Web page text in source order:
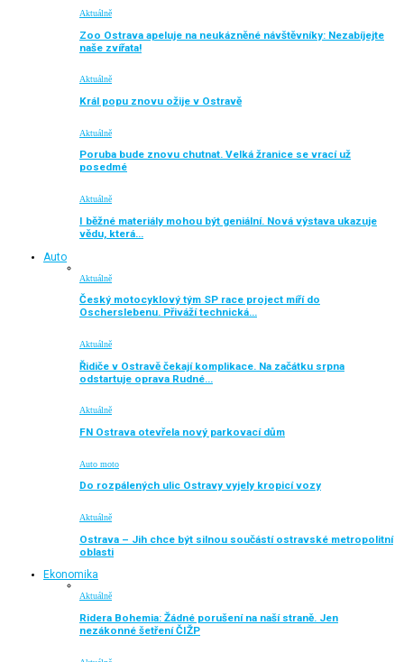
Aktuálně
Zoo Ostrava apeluje na neukázněné návštěvníky: Nezabíjejte
naše zvířata!
Aktuálně
Král popu znovu ožije v Ostravě
Aktuálně
Poruba bude znovu chutnat. Velká žranice se vrací už
posedmé
Aktuálně
I běžné materiály mohou být geniální. Nová výstava ukazuje
vědu, která…
Auto
Aktuálně
Český motocyklový tým SP race project míří do
Oscherslebenu. Přiváží technická…
Aktuálně
Řidiče v Ostravě čekají komplikace. Na začátku srpna
odstartuje oprava Rudné…
Aktuálně
FN Ostrava otevřela nový parkovací dům
Auto moto
Do rozpálených ulic Ostravy vyjely kropicí vozy
Aktuálně
Ostrava – Jih chce být silnou součástí ostravské metropolitní
oblasti
Ekonomika
Aktuálně
Ridera Bohemia: Žádné porušení na naší straně. Jen
nezákonné šetření ČIŽP